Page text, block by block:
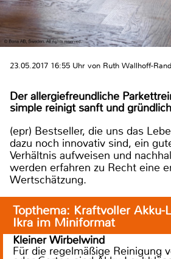
23.05.2017 16:55 Uhr von Ruth Wallhoff-
Der allergiefreundliche
simple reinigt sanft und
(epr) Bestseller, die uns das
dazu noch innovativ sind, ein
Verhältnis aufweisen und
werden erfahren zu Recht eine
Wertschätzung.
Topthema: Kraftvoller Akku-
Ikra im Miniformat
Kleiner Wirbelwind
Für die regelmäßige Reinigung